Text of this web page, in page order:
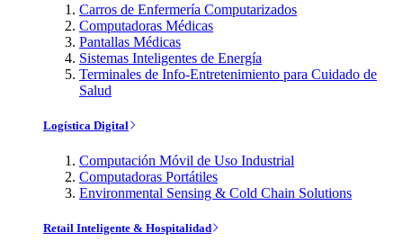
Carros de Enfermería Computarizados
Computadoras Médicas
Pantallas Médicas
Sistemas Inteligentes de Energía
Terminales de Info-Entretenimiento para Cuidado de
Salud
Logística Digital
Computación Móvil de Uso Industrial
Computadoras Portátiles
Environmental Sensing & Cold Chain Solutions
Retail Inteligente & Hospitalidad